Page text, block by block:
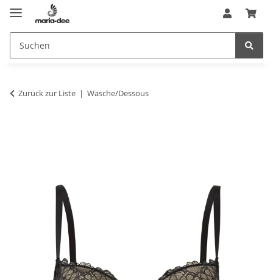
Zurück zur Liste Wäsche/Dessous